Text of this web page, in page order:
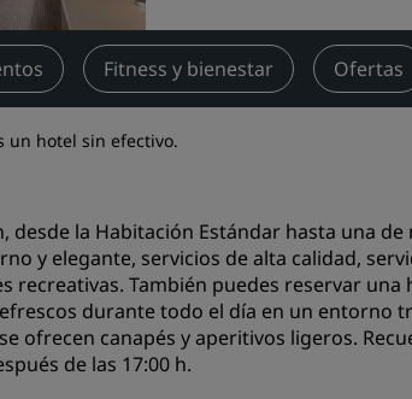
sectoriales
de Radisson Hotels
Hoteles
Ventajas
Cómo
Fitness y bienestar Ofertas
un hotel sin efectivo.
la Habitación Estándar hasta una de
y elegante, servicios de alta calidad,
recreativas. También puedes reservar una
durante todo el día en un entorno
ofrecen canapés y aperitivos ligeros.
de las 17:00 h.